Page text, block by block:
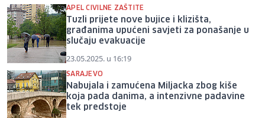
APEL CIVILNE ZAŠTITE
Tuzli prijete nove bujice i klizišta,
građanima upućeni savjeti za ponašanje u
slučaju evakuacije
23.05.2025. u 16:19
SARAJEVO
Nabujala i zamućena Miljacka zbog kiše
koja pada danima, a intenzivne padavine
tek predstoje